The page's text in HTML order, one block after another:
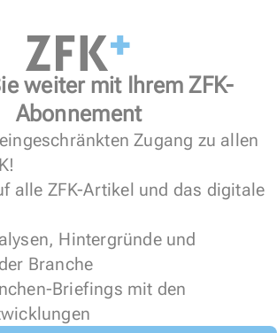
weiter mit Ihrem ZFK-
Abonnement
Zugang zu allen
alle ZFK-Artikel und das digitale
Hintergründe und
Branche
Briefings mit den